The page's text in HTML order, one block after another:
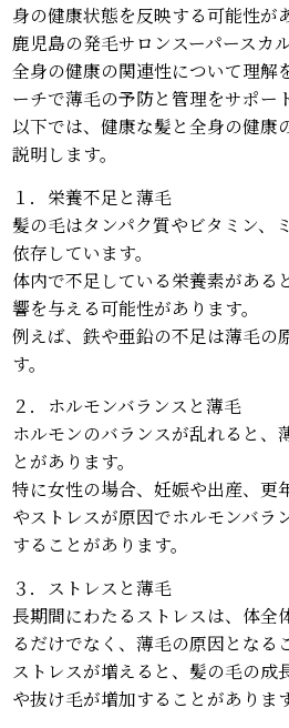
身の健康状態を反映する可能性が
鹿児島の発毛サロンスーパースカ
全身の健康の関連性について理解
ーチで薄毛の予防と管理をサポー
以下では、健康な髪と全身の健康
説明します。
１．栄養不足と薄毛
髪の毛はタンパク質やビタミン、
依存しています。
体内で不足している栄養素がある
響を与える可能性があります。
例えば、鉄や亜鉛の不足は薄毛の
す。
２．ホルモンバランスと薄毛
ホルモンのバランスが乱れると、
とがあります。
特に女性の場合、妊娠や出産、更
やストレスが原因でホルモンバラ
することがあります。
３．ストレスと薄毛
長期間にわたるストレスは、体全
るだけでなく、薄毛の原因となる
ストレスが増えると、髪の毛の成
や抜け毛が増加することがあります